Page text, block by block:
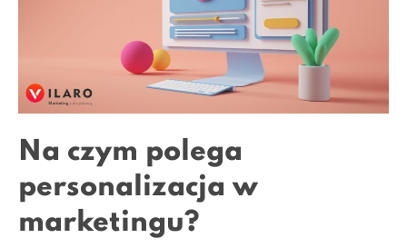
Na czym polega
personalizacja w
marketingu?